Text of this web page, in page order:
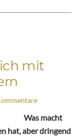
mit
Was macht
hat, aber dringend